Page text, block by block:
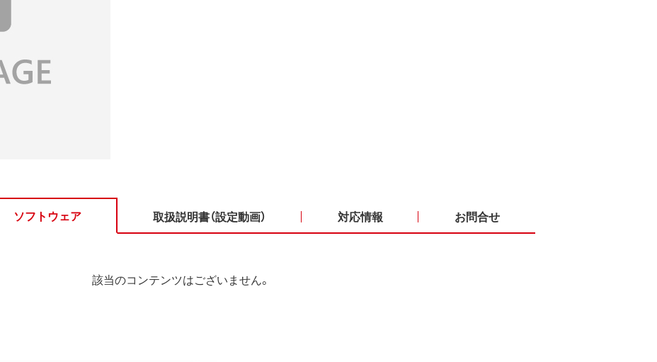
ソフトウェア 取扱説明書（設定動画） 対応情報 お問合せ
該当のコンテンツはございません。